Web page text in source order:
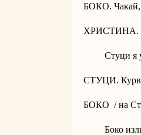
БОКО. Чакай,
ХРИСТИНА. В
Стуци я
СТУЦИ.
БОКО / на
Боко